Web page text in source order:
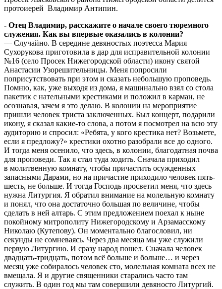
протоиерей Владимир Антипин.
- Отец Владимир, расскажите о начале своего тюремного
служения. Как вы впервые оказались в колонии?
— Случайно. В середине девянос­тых поэтесса Мария
Сухорукова приготовила в дар для исправительной колонии
№16 (село Просек Нижегородской области) икону святой
Анастасии Узорешительницы. Меня попросили
поприсутствовать при этом и сказать небольшую проповедь.
Помню, как, уже выходя из дома, я машинально взял со стола
пакетик с нательными крестиками и положил в карман, не
осознавая, зачем я это делаю. В колонии на мероприятие
пришли человек триста заключенных. Был концерт, подарили
икону, я сказал какие-то слова, а потом я посмотрел на всю эту
аудиторию и спросил: «Ребята, у кого крестика нет? Возьмете,
если я предложу?» крестики охотно разобрали все до одного.
И тогда меня осенило, что здесь, в колонии, благодатная почва
для проповеди. Так я стал туда ходить. Сначала приходил
в молитвенную комнату, чтобы причастить осужденных
запасными Дарами, но на причастие приходило человек пять-
шесть, не больше. И тогда Господь просветил меня, что здесь
нужна Литургия. Я обратил внимание на молельную комнату
и понял, что она достаточно большая по величине, чтобы
сделать в ней алтарь. С этим предложением поехал к ныне
покойному митрополиту Нижегородскому и Арзамасскому
Николаю (Кутепову). Он моментально благословил, ни
секунды не сомневаясь. Через два месяца мы уже служили
первую Литургию. И сразу народ пошел. Сначала человек
двадцать-тридцать, потом всё больше и больше… и через
месяц уже собиралось человек сто, молельная комната всех не
вмещала. Я и другие священники старались часто там
служить. В один год мы там совершили девяносто Литургий.